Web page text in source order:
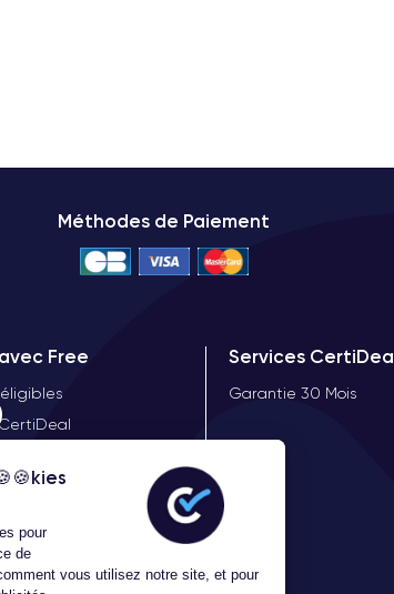
pour
de
vous utilisez notre site, et pour
Méthodes de Paiement
Free Services CertiDeal
Garantie 30 Mois